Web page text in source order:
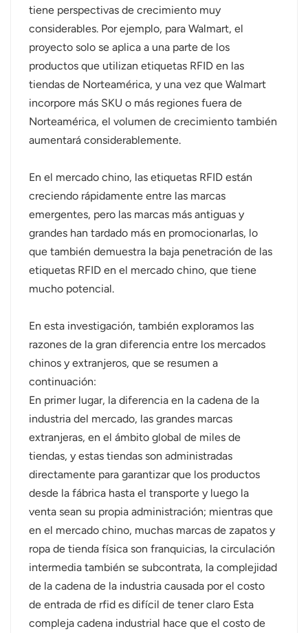
tiene perspectivas de crecimiento muy
considerables. Por ejemplo, para Walmart, el
proyecto solo se aplica a una parte de los
productos que utilizan etiquetas RFID en las
tiendas de Norteamérica, y una vez que Walmart
incorpore más SKU o más regiones fuera de
Norteamérica, el volumen de crecimiento también
aumentará considerablemente.
En el mercado chino, las etiquetas RFID están
creciendo rápidamente entre las marcas
emergentes, pero las marcas más antiguas y
grandes han tardado más en promocionarlas, lo
que también demuestra la baja penetración de las
etiquetas RFID en el mercado chino, que tiene
mucho potencial.
En esta investigación, también exploramos las
razones de la gran diferencia entre los mercados
chinos y extranjeros, que se resumen a
continuación:
En primer lugar, la diferencia en la cadena de la
industria del mercado, las grandes marcas
extranjeras, en el ámbito global de miles de
tiendas, y estas tiendas son administradas
directamente para garantizar que los productos
desde la fábrica hasta el transporte y luego la
venta sean su propia administración; mientras que
en el mercado chino, muchas marcas de zapatos y
ropa de tienda física son franquicias, la circulación
intermedia también se subcontrata, la complejidad
de la cadena de la industria causada por el costo
de entrada de rfid es difícil de tener claro Esta
compleja cadena industrial hace que el costo de